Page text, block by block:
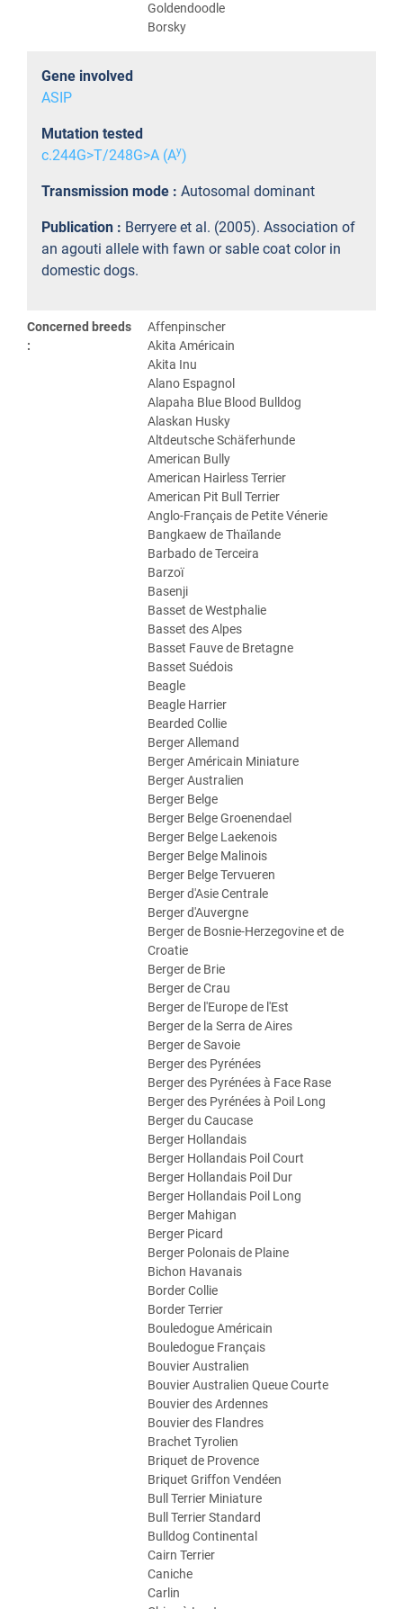
Goldendoodle
Borsky
Gene involved
ASIP
Mutation tested
c.244G>T/248G>A (Ay)
Transmission mode : Autosomal dominant
Publication : Berryere et al. (2005). Association of
an agouti allele with fawn or sable coat color in
domestic dogs.
Concerned breeds
:
Affenpinscher
Akita Américain
Akita Inu
Alano Espagnol
Alapaha Blue Blood Bulldog
Alaskan Husky
Altdeutsche Schäferhunde
American Bully
American Hairless Terrier
American Pit Bull Terrier
Anglo-Français de Petite Vénerie
Bangkaew de Thaïlande
Barbado de Terceira
Barzoï
Basenji
Basset de Westphalie
Basset des Alpes
Basset Fauve de Bretagne
Basset Suédois
Beagle
Beagle Harrier
Bearded Collie
Berger Allemand
Berger Américain Miniature
Berger Australien
Berger Belge
Berger Belge Groenendael
Berger Belge Laekenois
Berger Belge Malinois
Berger Belge Tervueren
Berger d'Asie Centrale
Berger d'Auvergne
Berger de Bosnie-Herzegovine et de
Croatie
Berger de Brie
Berger de Crau
Berger de l'Europe de l'Est
Berger de la Serra de Aires
Berger de Savoie
Berger des Pyrénées
Berger des Pyrénées à Face Rase
Berger des Pyrénées à Poil Long
Berger du Caucase
Berger Hollandais
Berger Hollandais Poil Court
Berger Hollandais Poil Dur
Berger Hollandais Poil Long
Berger Mahigan
Berger Picard
Berger Polonais de Plaine
Bichon Havanais
Border Collie
Border Terrier
Bouledogue Américain
Bouledogue Français
Bouvier Australien
Bouvier Australien Queue Courte
Bouvier des Ardennes
Bouvier des Flandres
Brachet Tyrolien
Briquet de Provence
Briquet Griffon Vendéen
Bull Terrier Miniature
Bull Terrier Standard
Bulldog Continental
Cairn Terrier
Caniche
Carlin